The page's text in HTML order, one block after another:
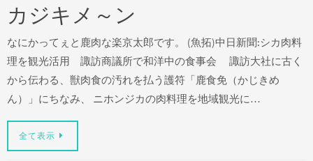
カジキメ～ン
なにかってぇと鹿肉な楽京太郎です。 (魚拓)中日新聞:シカ肉料
理を観光活用 諏訪商議所で和洋中の食事会 諏訪大社に古く
から伝わる、獣肉食の汚れを払う護符「鹿食免（かじきめ
ん）」にちなみ、 ニホンジカの肉料理を地域観光に…
全て表示